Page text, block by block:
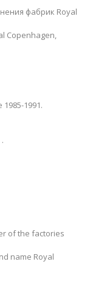
фабрик Royal
Copenhagen,
1991.
of the factories
name Royal